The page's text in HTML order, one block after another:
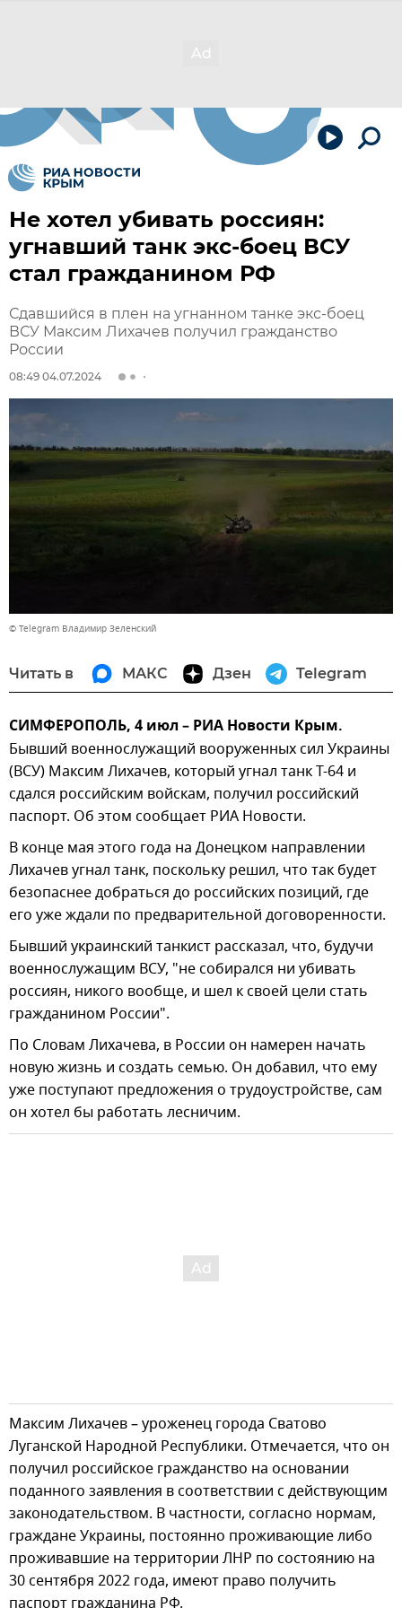
Не хотел убивать россиян:
угнавший танк экс-боец ВСУ
стал гражданином РФ
Сдавшийся в плен на угнанном танке экс-боец
ВСУ Максим Лихачев получил гражданство
России
08:49 04.07.2024
© Telegram Владимир Зеленский
Читать в МАКС Дзен Telegram
СИМФЕРОПОЛЬ, 4 июл – РИА Новости Крым.
Бывший военнослужащий вооруженных сил Украины
(ВСУ) Максим Лихачев, который угнал танк Т-64 и
сдался российским войскам, получил российский
паспорт. Об этом сообщает РИА Новости.
В конце мая этого года на Донецком направлении
Лихачев угнал танк, поскольку решил, что так будет
безопаснее добраться до российских позиций, где
его уже ждали по предварительной договоренности.
Бывший украинский танкист рассказал, что, будучи
военнослужащим ВСУ, "не собирался ни убивать
россиян, никого вообще, и шел к своей цели стать
гражданином России".
По Словам Лихачева, в России он намерен начать
новую жизнь и создать семью. Он добавил, что ему
уже поступают предложения о трудоустройстве, сам
он хотел бы работать лесничим.
Максим Лихачев – уроженец города Сватово
Луганской Народной Республики. Отмечается, что он
получил российское гражданство на основании
поданного заявления в соответствии с действующим
законодательством. В частности, согласно нормам,
граждане Украины, постоянно проживающие либо
проживавшие на территории ЛНР по состоянию на
30 сентября 2022 года, имеют право получить